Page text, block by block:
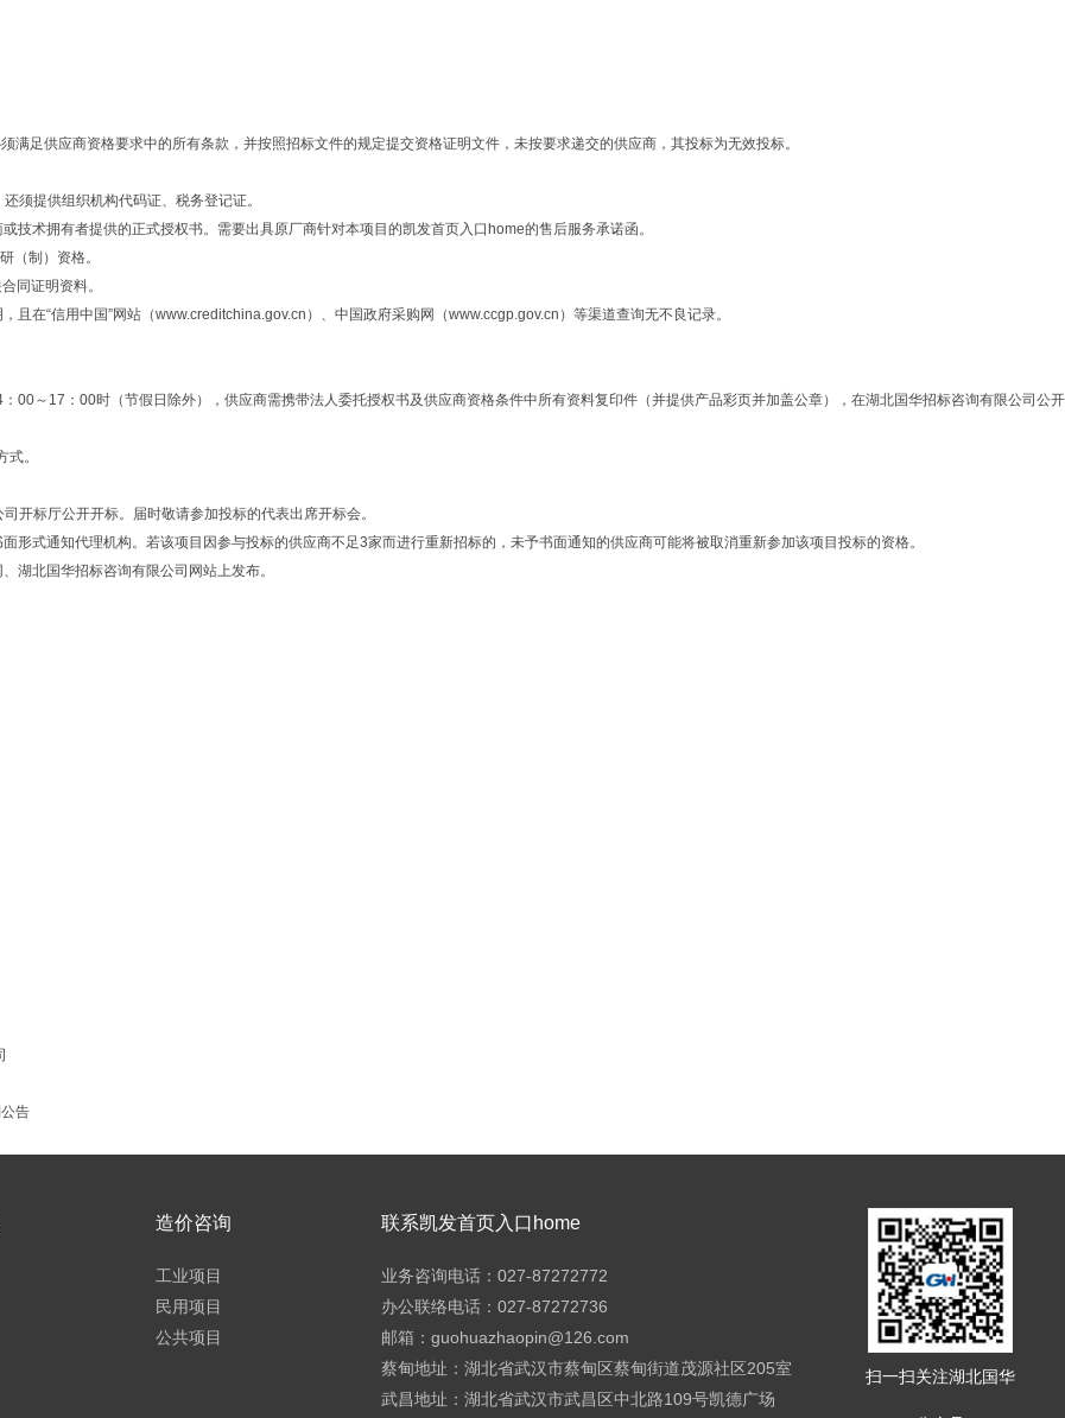
足供应商资格要求中的所有条款，并按照招标文件的规定提交资格证明文件，未按要求递交的供应商，其投标为无效投标。
须提供组织机构代码证、税务登记证。
术拥有者提供的正式授权书。需要出具原厂商针对本项目的凯发首页入口home的售后服务承诺函。
（制）资格。
同证明资料。
且在“信用中国”网站 （www.creditchina.gov.cn）、中国政府采购网 （www.ccgp.gov.cn）等渠道查询无不良记录。
00～17：00时（节假日除外），供应商需携带法人委托授权书及供应商资格条件中所有资料复印件（并提供产品彩页并加盖公章），在湖北国华招标咨询有限公司公开
。
开标厅公开开标。届时敬请参加投标的代表出席开标会。
面形式通知代理机构。若该项目因参与投标的供应商不足3家而进行重新招标的，未予书面通知的供应商可能将被取消重新参加该项目投标的资格。
湖北国华招标咨询有限公司网站上发布。
告
造价咨询
工业项目
民用项目
公共项目
联系凯发首页入口home
业务咨询电话：027-87272772
办公联络电话：027-87272736
邮箱： guohuazhaopin@126.com
蔡甸地址：湖北省武汉市蔡甸区蔡甸街道茂源社区205室
武昌地址：湖北省武汉市武昌区中北路109号凯德广场
扫一扫关注湖北国华